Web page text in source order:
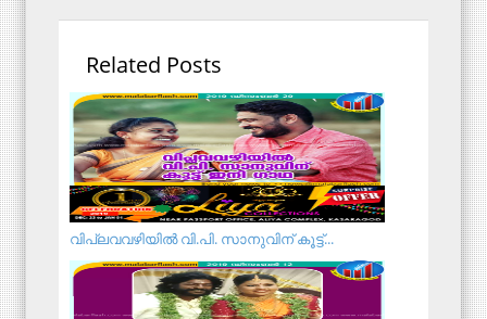
Related Posts
വിപ്ലവവഴിയിൽ വി.പി. സാനുവിന് കൂട്ട്...